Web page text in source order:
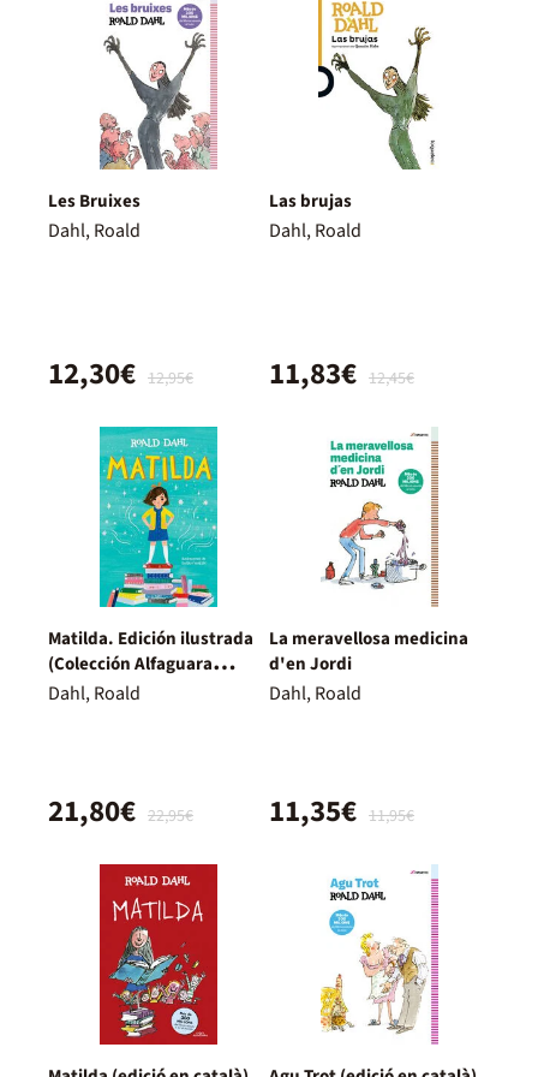
Les Bruixes
Dahl, Roald
12,95€
12,30€
Las brujas
Dahl, Roald
12,45€
11,83€
Matilda. Edición ilustrada
(Colección Alfaguara
Clásicos)
Dahl, Roald
22,95€
21,80€
La meravellosa medicina
d'en Jordi
Dahl, Roald
11,95€
11,35€